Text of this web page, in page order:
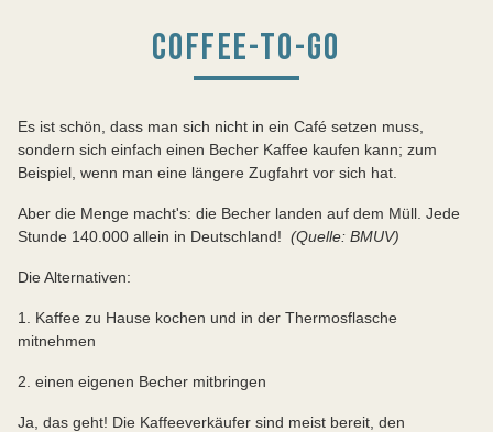
COFFEE-TO-GO
Es ist schön, dass man sich nicht in ein Café setzen muss,
sondern sich einfach einen Becher Kaffee kaufen kann; zum
Beispiel, wenn man eine längere Zugfahrt vor sich hat.
Aber die Menge macht's: die Becher landen auf dem Müll. Jede
Stunde 140.000 allein in Deutschland! (Quelle: BMUV)
Die Alternativen:
1. Kaffee zu Hause kochen und in der Thermosflasche
mitnehmen
2. einen eigenen Becher mitbringen
Ja, das geht! Die Kaffeeverkäufer sind meist bereit, den